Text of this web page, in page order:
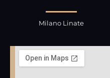
Milano Linate